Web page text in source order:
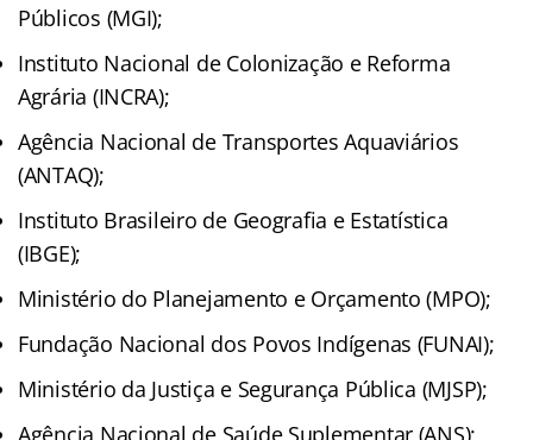
Públicos (MGI);
Instituto Nacional de Colonização e Reforma
Agrária (INCRA);
Agência Nacional de Transportes Aquaviários
(ANTAQ);
Instituto Brasileiro de Geografia e Estatística
(IBGE);
Ministério do Planejamento e Orçamento (MPO);
Fundação Nacional dos Povos Indígenas (FUNAI);
Ministério da Justiça e Segurança Pública (MJSP);
Agência Nacional de Saúde Suplementar (ANS);